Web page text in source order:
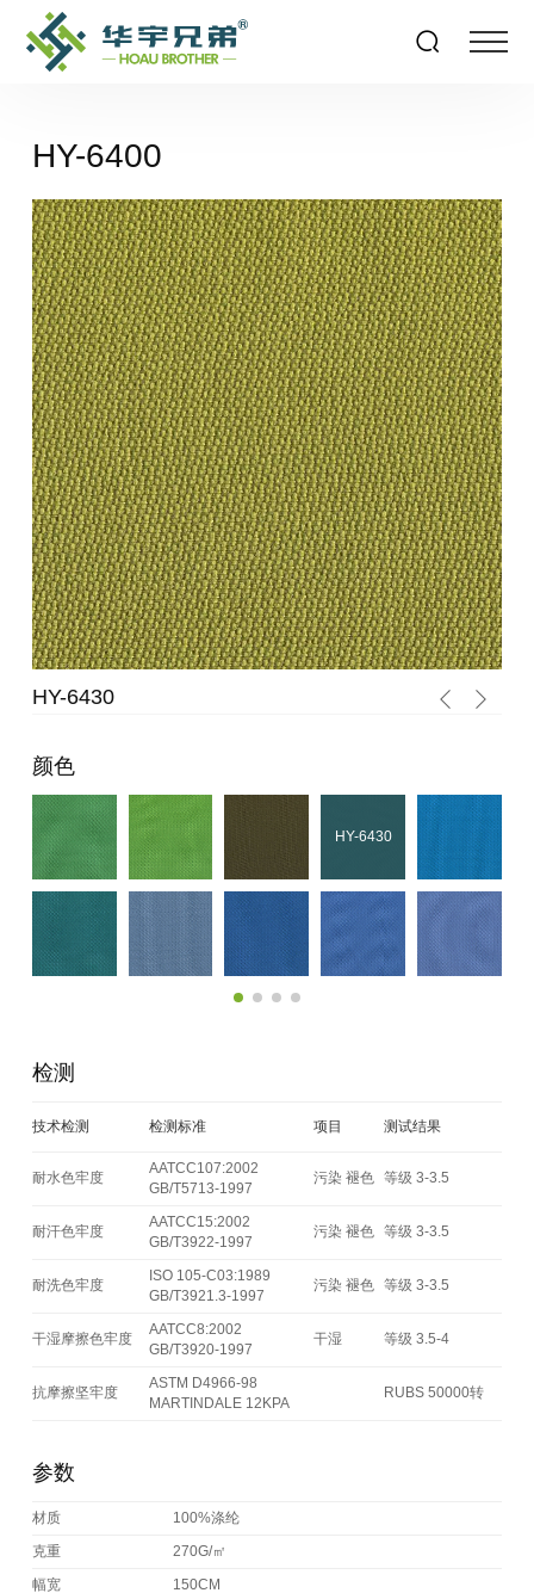
HY-6400
HY-6430
颜色
HY-6430
检测
技术检测 检测标准 项目 测试结果
耐水色牢度
AATCC107:2002
GB/T5713-1997
污染 褪色 等级 3-3.5
耐汗色牢度
AATCC15:2002
GB/T3922-1997
污染 褪色 等级 3-3.5
耐洗色牢度
ISO 105-C03:1989
GB/T3921.3-1997
污染 褪色 等级 3-3.5
干湿摩擦色牢度
AATCC8:2002
GB/T3920-1997
干湿 等级 3.5-4
抗摩擦坚牢度
ASTM D4966-98
MARTINDALE 12KPA
RUBS 50000转
参数
材质
100%涤纶
克重
270G/㎡
幅宽
150CM